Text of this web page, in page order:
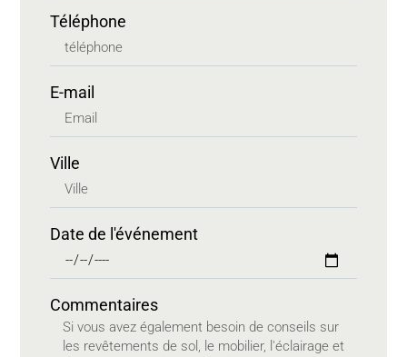
Téléphone
E-mail
Ville
Date de l'événement
Commentaires